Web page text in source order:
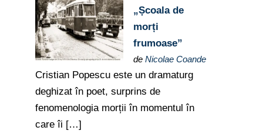
„Școala de
morți
frumoase”
de Nicolae Coande
Cristian Popescu este un dramaturg
deghizat în poet, surprins de
fenomenologia morții în momentul în
care îi […]